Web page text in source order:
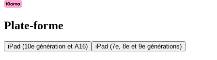
Plate-forme
iPad (10e génération et A16) iPad (7e, 8e et 9e générations)